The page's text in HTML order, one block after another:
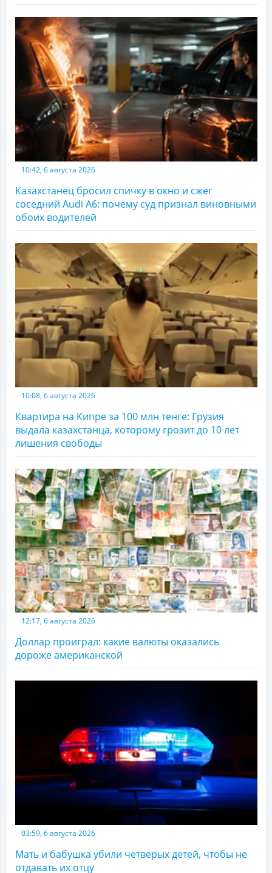
10:42, 6 августа 2026
Казахстанец бросил спичку в окно и сжег
соседний Audi A6: почему суд признал виновными
обоих водителей
10:08, 6 августа 2026
Квартира на Кипре за 100 млн тенге: Грузия
выдала казахстанца, которому грозит до 10 лет
лишения свободы
12:17, 6 августа 2026
Доллар проиграл: какие валюты оказались
дороже американской
03:59, 6 августа 2026
Мать и бабушка убили четверых детей, чтобы не
отдавать их отцу